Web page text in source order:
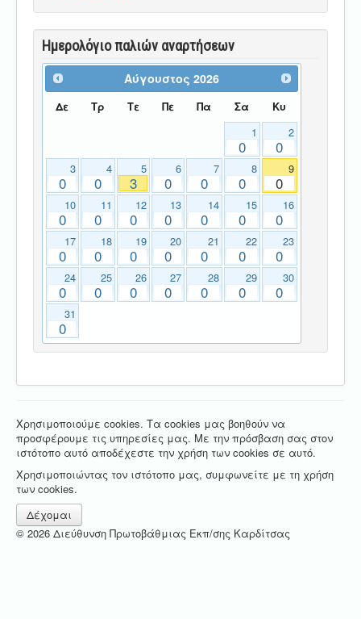
Ημερολόγιο παλιών αναρτήσεων
Αύγουστος 2026
Δε Τρ Τε Πε Πα Σα Κυ
1
0
2
0
3
0
4
0
5
3
6
0
7
0
8
0
9
0
10
0
11
0
12
0
13
0
14
0
15
0
16
0
17
0
18
0
19
0
20
0
21
0
22
0
23
0
24
0
25
0
26
0
27
0
28
0
29
0
30
0
31
0
Χρησιμοποιούμε cookies. Τα cookies μας βοηθούν να
προσφέρουμε τις υπηρεσίες μας. Με την πρόσβαση σας στον
ιστότοπο αυτό αποδέχεστε την χρήση των cookies σε αυτό.
Χρησιμοποιώντας τον ιστότοπο μας, συμφωνείτε με τη χρήση
των cookies.
Δέχομαι
© 2026 Διεύθυνση Πρωτοβάθμιας Εκπ/σης Καρδίτσας